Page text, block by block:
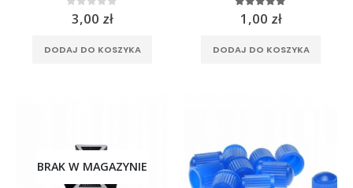
0out of 5
3,00 zł
DODAJ DO KOSZYKA
5.00 out of 5
1,00 zł
DODAJ DO KOSZYKA
BRAK W MAGAZYNIE